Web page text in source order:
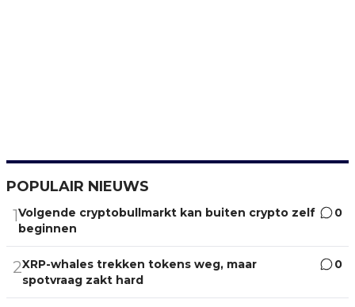
POPULAIR NIEUWS
1Volgende cryptobullmarkt kan buiten crypto zelf
beginnen
0
2XRP-whales trekken tokens weg, maar
spotvraag zakt hard
0